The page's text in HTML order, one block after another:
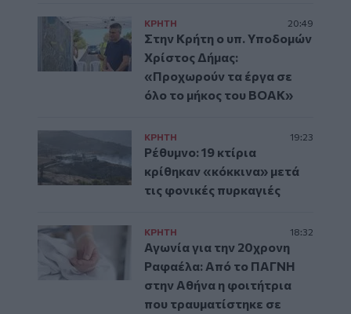
ΚΡΗΤΗ 20:49
Στην Κρήτη ο υπ. Υποδομών
Χρίστος Δήμας:
«Προχωρούν τα έργα σε
όλο το μήκος του ΒΟΑΚ»
ΚΡΗΤΗ 19:23
Ρέθυμνο: 19 κτίρια
κρίθηκαν «κόκκινα» μετά
τις φονικές πυρκαγιές
ΚΡΗΤΗ 18:32
Αγωνία για την 20χρονη
Ραφαέλα: Από το ΠΑΓΝΗ
στην Αθήνα η φοιτήτρια
που τραυματίστηκε σε